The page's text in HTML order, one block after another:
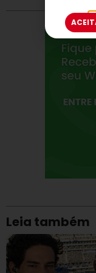
Leia também